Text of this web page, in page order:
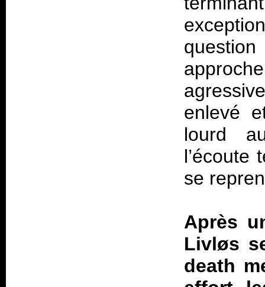
enlevé
lourd
l’écoute
se
Après
Livløs
death